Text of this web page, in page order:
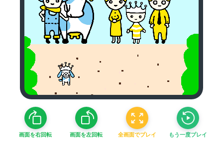
画面を右回転 画面を左回転 全画面でプレイ もう一度プレイ